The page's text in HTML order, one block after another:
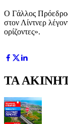
Ο Γάλλος
στον Λίντνερ
ορίζοντες».
ΤΑ